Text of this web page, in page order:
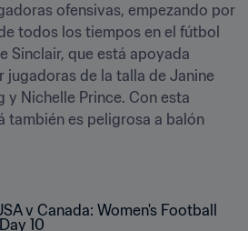
ofensivas, empezando por
todos los tiempos en el fútbol
Sinclair, que está apoyada
de la talla de Janine
y Nichelle Prince. Con esta
también es peligrosa a balón